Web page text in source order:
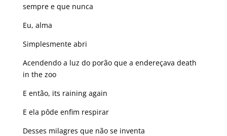
sempre e que nunca
Eu, alma
Simplesmente abri
Acendendo a luz do porão que a endereçava death
in the zoo
E então, its raining again
E ela pôde enfim respirar
Desses milagres que não se inventa